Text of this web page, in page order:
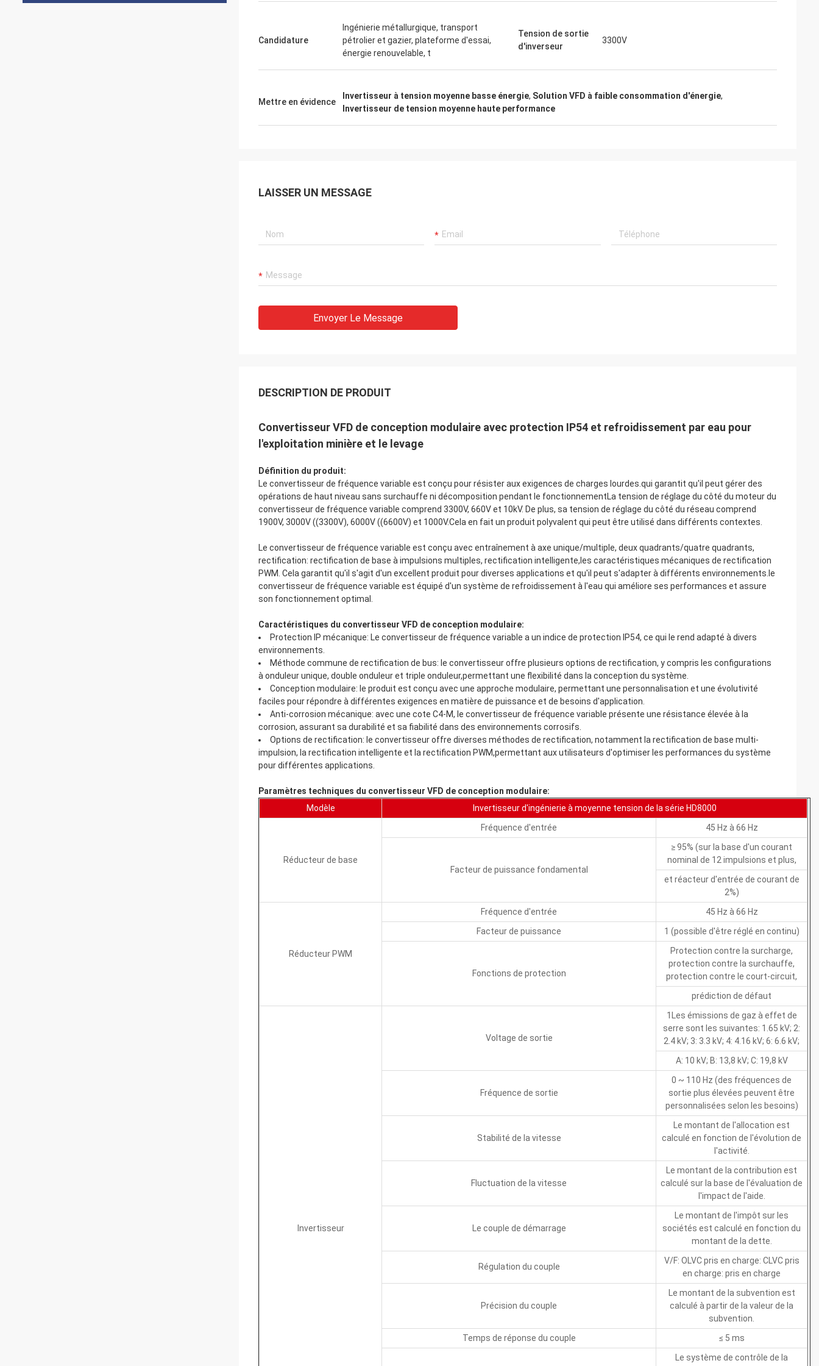
Candidature
Ingénierie métallurgique, transport
pétrolier et gazier, plateforme d'essai,
énergie renouvelable, t
Tension de sortie
d'inverseur
3300V
Mettre en évidence
Invertisseur à tension moyenne basse énergie, Solution VFD à faible consommation d'énergie,
Invertisseur de tension moyenne haute performance
LAISSER UN MESSAGE
Envoyer Le Message
DESCRIPTION DE PRODUIT
Convertisseur VFD de conception modulaire avec protection IP54 et refroidissement par eau pour
l'exploitation minière et le levage
Définition du produit:
Le convertisseur de fréquence variable est conçu pour résister aux exigences de charges lourdes.qui garantit qu'il peut gérer des
opérations de haut niveau sans surchauffe ni décomposition pendant le fonctionnementLa tension de réglage du côté du moteur du
convertisseur de fréquence variable comprend 3300V, 660V et 10kV. De plus, sa tension de réglage du côté du réseau comprend
1900V, 3000V ((3300V), 6000V ((6600V) et 1000V.Cela en fait un produit polyvalent qui peut être utilisé dans différents contextes.
Le convertisseur de fréquence variable est conçu avec entraînement à axe unique/multiple, deux quadrants/quatre quadrants,
rectification: rectification de base à impulsions multiples, rectification intelligente,les caractéristiques mécaniques de rectification
PWM. Cela garantit qu'il s'agit d'un excellent produit pour diverses applications et qu'il peut s'adapter à différents environnements.le
convertisseur de fréquence variable est équipé d'un système de refroidissement à l'eau qui améliore ses performances et assure
son fonctionnement optimal.
Caractéristiques du convertisseur VFD de conception modulaire:
Protection IP mécanique: Le convertisseur de fréquence variable a un indice de protection IP54, ce qui le rend adapté à divers
environnements.
Méthode commune de rectification de bus: le convertisseur offre plusieurs options de rectification, y compris les configurations
à onduleur unique, double onduleur et triple onduleur,permettant une flexibilité dans la conception du système.
Conception modulaire: le produit est conçu avec une approche modulaire, permettant une personnalisation et une évolutivité
faciles pour répondre à différentes exigences en matière de puissance et de besoins d'application.
Anti-corrosion mécanique: avec une cote C4-M, le convertisseur de fréquence variable présente une résistance élevée à la
corrosion, assurant sa durabilité et sa fiabilité dans des environnements corrosifs.
Options de rectification: le convertisseur offre diverses méthodes de rectification, notamment la rectification de base multi-
impulsion, la rectification intelligente et la rectification PWM,permettant aux utilisateurs d'optimiser les performances du système
pour différentes applications.
Paramètres techniques du convertisseur VFD de conception modulaire:
Modèle
Invertisseur d'ingénierie à moyenne tension de la série HD8000
Réducteur de base
Fréquence d'entrée 45 Hz à 66 Hz
Facteur de puissance fondamental
≥ 95% (sur la base d'un courant
nominal de 12 impulsions et plus,
et réacteur d'entrée de courant de
2%)
Réducteur PWM
Fréquence d'entrée
45 Hz à 66 Hz
Facteur de puissance
1 (possible d'être réglé en continu)
Fonctions de protection
Protection contre la surcharge,
protection contre la surchauffe,
protection contre le court-circuit,
prédiction de défaut
Invertisseur
Voltage de sortie
1Les émissions de gaz à effet de
serre sont les suivantes: 1.65 kV; 2:
2.4 kV; 3: 3.3 kV; 4: 4.16 kV; 6: 6.6 kV;
A: 10 kV; B: 13,8 kV; C: 19,8 kV
Fréquence de sortie
0 ~ 110 Hz (des fréquences de
sortie plus élevées peuvent être
personnalisées selon les besoins)
Stabilité de la vitesse
Le montant de l'allocation est
calculé en fonction de l'évolution de
l'activité.
Fluctuation de la vitesse
Le montant de la contribution est
calculé sur la base de l'évaluation de
l'impact de l'aide.
Le couple de démarrage
Le montant de l'impôt sur les
sociétés est calculé en fonction du
montant de la dette.
Régulation du couple
V/F: OLVC pris en charge: CLVC pris
en charge: pris en charge
Précision du couple
Le montant de la subvention est
calculé à partir de la valeur de la
subvention.
Temps de réponse du couple
≤ 5 ms
Le système de contrôle de la